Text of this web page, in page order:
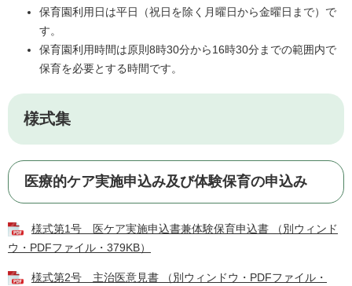
保育園利用日は平日（祝日を除く月曜日から金曜日まで）で
す。
保育園利用時間は原則8時30分から16時30分までの範囲内で
保育を必要とする時間です。
様式集
医療的ケア実施申込み及び体験保育の申込み
様式第1号 医ケア実施申込書兼体験保育申込書 （別ウィンド
ウ・PDFファイル・379KB）
様式第2号 主治医意見書 （別ウィンドウ・PDFファイル・